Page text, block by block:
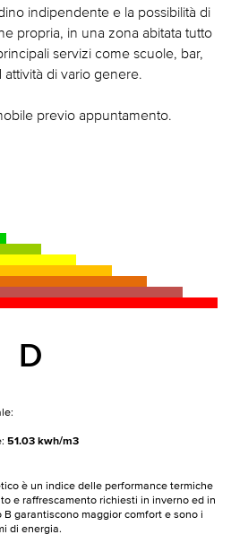
indipendente e la possibilità di
propria, in una zona abitata tutto
servizi come scuole, bar,
di vario genere.
previo appuntamento.
D
51.03 kwh/m3
è un indice delle performance termiche
e raffrescamento richiesti in inverno ed in
garantiscono maggior comfort e sono i
di energia.